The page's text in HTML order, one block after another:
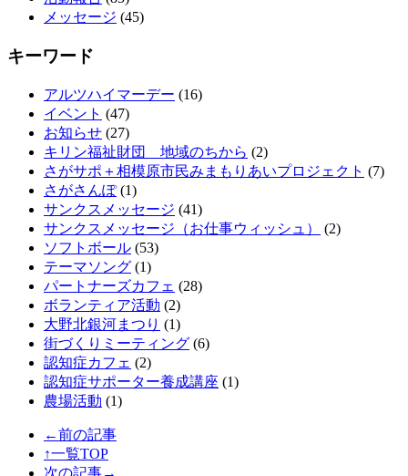
メッセージ (45)
キーワード
アルツハイマーデー (16)
イベント (47)
お知らせ (27)
キリン福祉財団 地域のちから (2)
さがサポ＋相模原市民みまもりあいプロジェクト (7)
さがさんぽ(1)
サンクスメッセージ (41)
サンクスメッセージ（お仕事ウィッシュ）
(2)
ソフトボール (53)
テーマソング (1)
パートナーズカフェ (28)
ボランティア活動 (2)
大野北銀河まつり (1)
街づくりミーティング (6)
認知症カフェ (2)
認知症サポーター養成講座 (1)
農場活動 (1)
←前の記事
↑一覧TOP
次の記事→